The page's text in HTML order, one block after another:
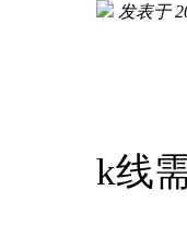
发表于
k线